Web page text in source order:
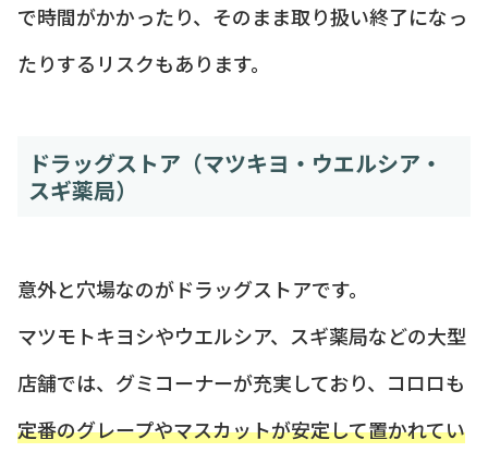
で時間がかかったり、そのまま取り扱い終了になっ
たりするリスクもあります。
ドラッグストア（マツキヨ・ウエルシア・
スギ薬局）
意外と穴場なのがドラッグストアです。
マツモトキヨシやウエルシア、スギ薬局などの大型
店舗では、グミコーナーが充実しており、コロロも
定番のグレープやマスカットが安定して置かれてい